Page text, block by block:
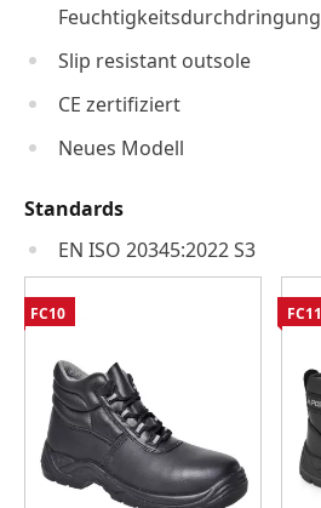
Feuchtigkeitsdurchdringung
Slip resistant outsole
CE zertifiziert
Neues Modell
Standards
EN ISO 20345:2022 S3
FC10 FC11